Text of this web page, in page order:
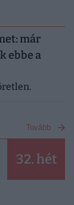
már
ebbe a
Tovább
32. hét